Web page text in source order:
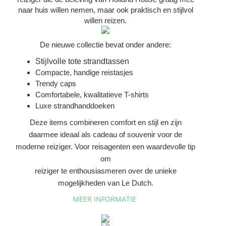
naar huis willen nemen, maar ook praktisch en stijlvol
willen reizen.
De nieuwe collectie bevat onder andere:
Stijlvolle tote strandtassen
Compacte, handige reistasjes
Trendy caps
Comfortabele, kwalitatieve T-shirts
Luxe strandhanddoeken
Deze items combineren comfort en stijl en zijn
daarmee ideaal als cadeau of souvenir voor de
moderne reiziger. Voor reisagenten een waardevolle tip
om
reizigerte enthousiasmeren over de unieke
mogelijkheden van Le Dutch.
MEER INFORMATIE